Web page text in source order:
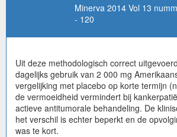
Minerva 2014 Vol 13
- 120
Uit deze methodologisch correct
dagelijks gebruik van 2 000 mg
vergelijking met placebo op korte termijn
de vermoeidheid vermindert bij
actieve antitumorale behandeling. De
het verschil is echter beperkt en de
was te kort.